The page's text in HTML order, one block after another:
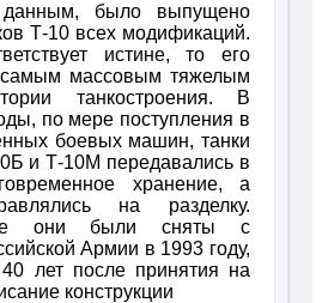
было выпущено
Т-10 всех модификаций.
истине, то его
самым массовым тяжелым
танкостроения. В
по мере поступления в
боевых машин, танки
и Т-10М передавались в
хранение, а
на разделку.
они были сняты с
Армии в 1993 году,
лет после принятия на
конструкции